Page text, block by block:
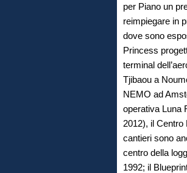
per Piano un
reimpiegare in
dove sono
Princess
terminal
Tjibaou a
NEMO ad
operativa Luna
2012), il
cantieri sono
centro della
1992; il